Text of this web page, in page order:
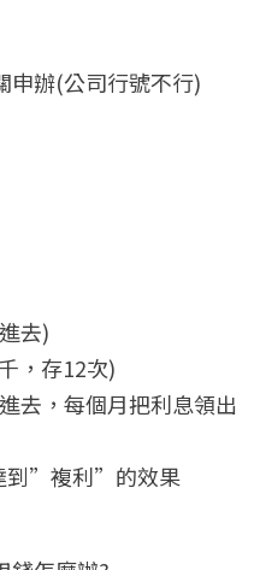
申辦(公司行號不行)
去)
，存12次)
去，每個月把利息領出
到”複利”的效果